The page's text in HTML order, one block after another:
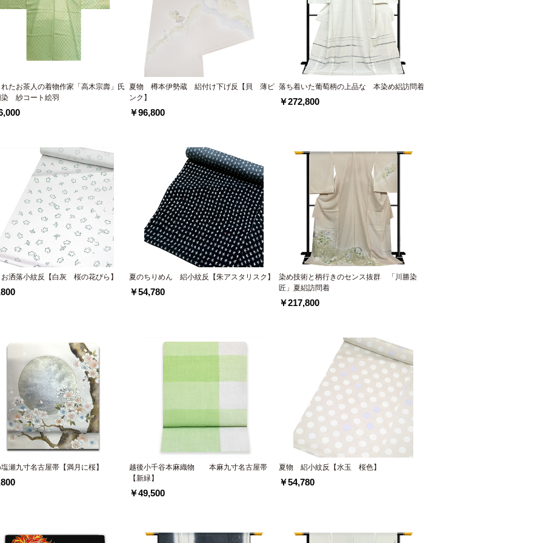
れたお茶人の着物作家「高木宗壽」氏
染 紗コート絵羽
夏物 樽本伊勢蔵 絽付け下げ反【貝 薄ピ
ンク】
￥96,800
落ち着いた葡萄柄の上品な 本染め絽訪問着
￥272,800
洒落小紋反【白灰 桜の花びら】 夏のちりめん 絽小紋反【朱アスタリスク】
￥54,780
染め技術と柄行きのセンス抜群 「川勝染
匠」夏絽訪問着
￥217,800
瀬九寸名古屋帯【満月に桜】
越後小千谷本麻織物 本麻九寸名古屋帯
【新緑】
￥49,500
夏物 絽小紋反【水玉 桜色】
￥54,780